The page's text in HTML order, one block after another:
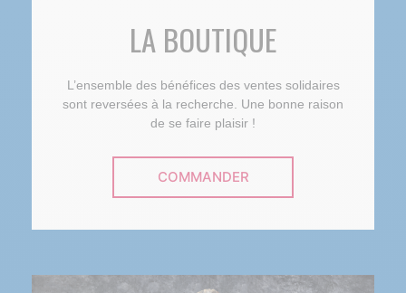
LA BOUTIQUE
L’ensemble des bénéfices des ventes solidaires
sont reversées à la recherche. Une bonne raison
de se faire plaisir !
COMMANDER